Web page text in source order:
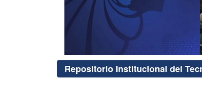
Repositorio Institucional del